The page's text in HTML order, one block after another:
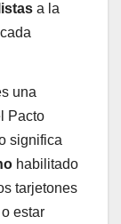
a la
una
Pacto
significa
habilitado
tarjetones
estar